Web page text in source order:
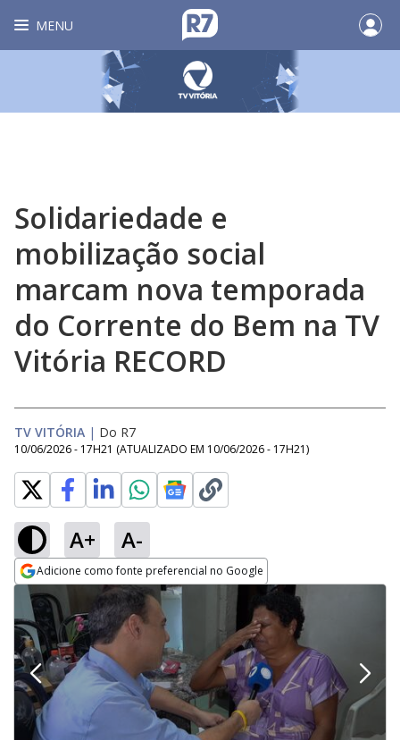
MENU
Solidariedade e
mobilização social
marcam nova temporada
do Corrente do Bem na TV
Vitória RECORD
TV VITÓRIA | Do R7
10/06/2026 - 17H21 (ATUALIZADO EM 10/06/2026 - 17H21)
A+ A-
Adicione como fonte preferencial no Google
Opens in new window